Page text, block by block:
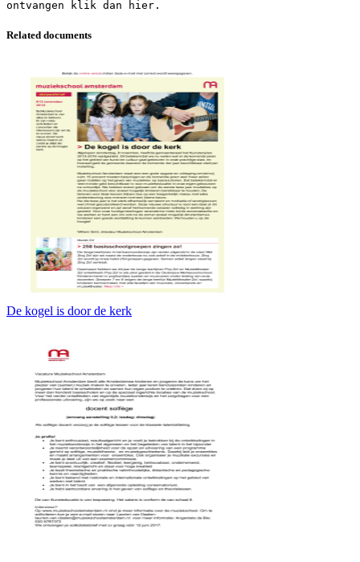
Related documents
De kogel is door de kerk